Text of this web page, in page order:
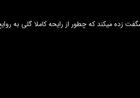
زده میکند که چطور از رایحه کاملا گلی به